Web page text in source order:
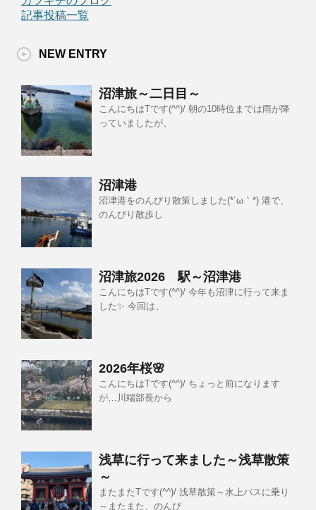
記事投稿一覧
NEW ENTRY
沼津旅～二日目～
こんにちはTです(^^)/ 朝の10時位までは雨が降
っていましたが、
沼津港
沼津港をのんびり散策しました(*´ω｀*) 港で、
のんびり散歩し
沼津旅2026 駅～沼津港
こんにちはTです(^^)/ 今年も沼津に行って来ま
した✨ 今回は、
2026年桜🌸
こんにちはTです(^^)/ ちょっと前になります
が…川端部長から
浅草に行って来ました～浅草散策
～
またまたTです(^^)/ 浅草散策～水上バスに乗り
～またまた、のんび